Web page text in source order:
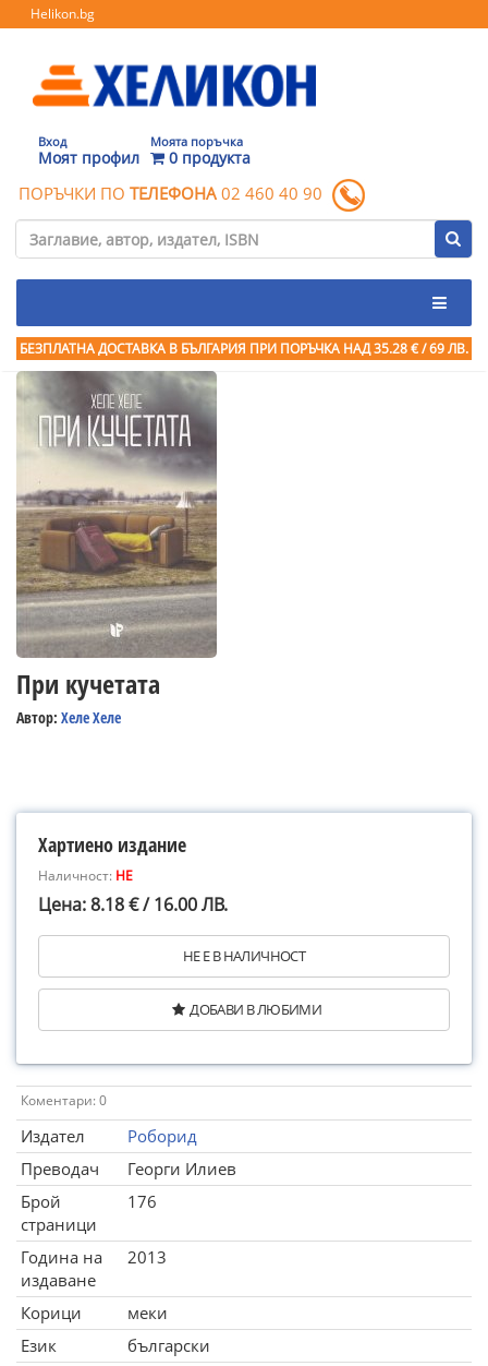
Helikon.bg
Вход
Моят профил
Моята поръчка
0 продукта
ПОРЪЧКИ ПО ТЕЛЕФОНА 02 460 40 90
БЕЗПЛАТНА ДОСТАВКА В БЪЛГАРИЯ ПРИ ПОРЪЧКА НАД 35.28 € / 69 ЛВ.
При кучетата
Автор: Хеле Хеле
Хартиено издание
Наличност: НЕ
Цена: 8.18 € / 16.00 ЛВ.
НЕ Е В НАЛИЧНОСТ
ДОБАВИ В ЛЮБИМИ
Коментари: 0
Издател
Роборид
Преводач
Георги Илиев
Брой
страници
176
Година на
издаване
2013
Корици
меки
Език
български